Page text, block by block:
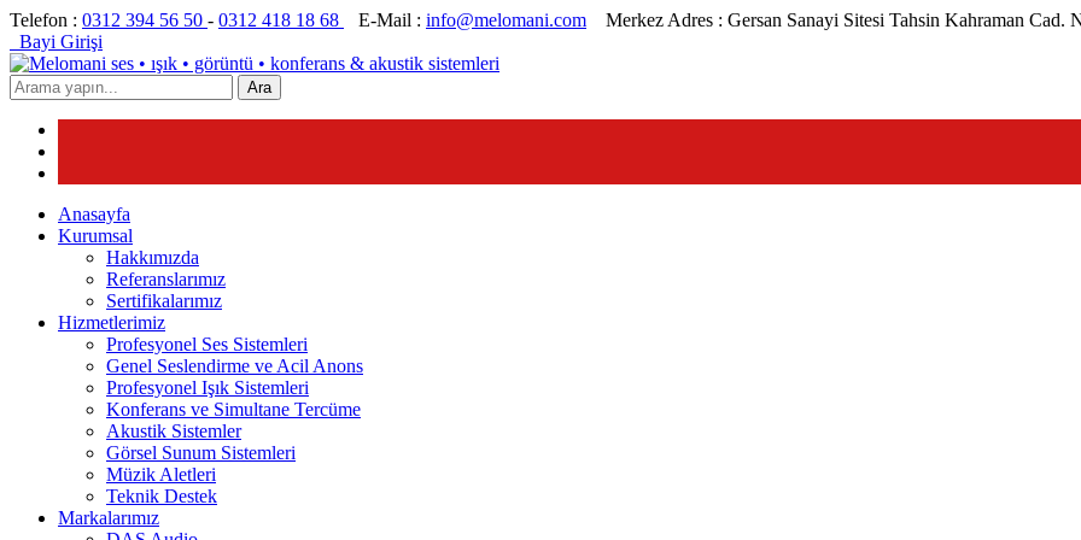
Telefon : 0312 394 56 50 - 0312 418 18 68 E-Mail : info@melomani.com Merkez Adres : Gersan Sanayi Sitesi Tahsin Kahraman Cad.
Bayi Girişi
Ara
Anasayfa
Kurumsal
Hakkımızda
Referanslarımız
Sertifikalarımız
Hizmetlerimiz
Profesyonel Ses Sistemleri
Genel Seslendirme ve Acil Anons
Profesyonel Işık Sistemleri
Konferans ve Simultane Tercüme
Akustik Sistemler
Görsel Sunum Sistemleri
Müzik Aletleri
Teknik Destek
Markalarımız